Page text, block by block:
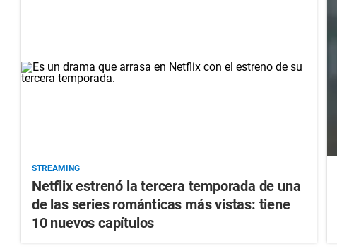
STREAMING
Netflix estrenó la tercera temporada de una
de las series románticas más vistas: tiene
10 nuevos capítulos